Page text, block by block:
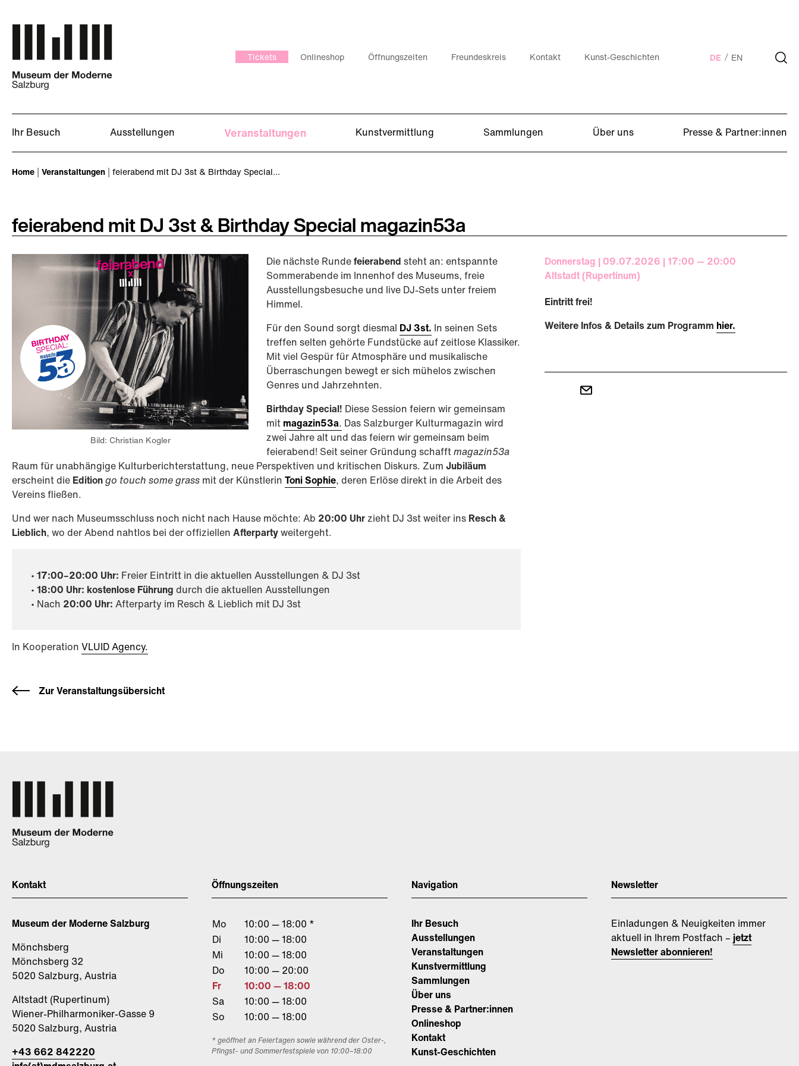
Tickets Onlineshop Öffnungszeiten Freundeskreis Kontakt Kunst-Geschichten DE EN
Ihr Besuch Ausstellungen Veranstaltungen Kunstvermittlung Sammlungen Über uns
Presse & Partner:innen
Home Veranstaltungen feierabend mit DJ 3st & Birthday Special…
feierabend mit DJ 3st & Birthday Special magazin53a
Bild: Christian Kogler
Die nächste Rundefeierabend steht an: entspannte
Sommerabende im Innenhof des Museums, freie
Ausstellungsbesuche und live DJ-Sets unter freiem
Himmel.
Für den Sound sorgt diesmal DJ 3st. In seinen Sets
treffen selten gehörte Fundstücke auf zeitlose Klassiker.
Mit viel Gespür für Atmosphäre und musikalische
Überraschungen bewegt er sich mühelos zwischen
Genres und Jahrzehnten.
Birthday Special! Diese Session feiern wir gemeinsam
mit magazin53a. Das Salzburger Kulturmagazin wird
zwei Jahre alt und das feiern wir gemeinsam beim
feierabend! Seit seiner Gründung schafftmagazin53a
Raum für unabhängige Kulturberichterstattung, neue Perspektiven und kritischen Diskurs. Zum Jubiläum
erscheint die Editiongo touch some grass mit der Künstlerin Toni Sophie, deren Erlöse direkt in die Arbeit des
Vereins fließen.
Und wer nach Museumsschluss noch nicht nach Hause möchte: Ab 20:00 Uhrzieht DJ 3st weiter ins Resch &
Lieblich, wo der Abend nahtlos bei der offiziellen Afterpartyweitergeht.
• 17:00–20:00 Uhr: Freier Eintritt in die aktuellen Ausstellungen & DJ 3st
• 18:00 Uhr: kostenlose Führung durch die aktuellen Ausstellungen
• Nach 20:00 Uhr: Afterparty im Resch & Lieblich mit DJ 3st
In Kooperation VLUID Agency.
Donnerstag | 09.07.2026 | 17:00 — 20:00
Altstadt (Rupertinum)
Eintritt frei!
Weitere Infos & Details zum Programm hier.
Zur Veranstaltungsübersicht
Kontakt
Museum der Moderne Salzburg
Mönchsberg
Mönchsberg 32
5020 Salzburg, Austria
Altstadt (Rupertinum)
Wiener-Philharmoniker-Gasse 9
5020 Salzburg, Austria
+43 662 842220
Öffnungszeiten
Mo
10:00 — 18:00 *
Di
10:00 — 18:00
Mi
10:00 — 18:00
Do
10:00 — 20:00
Fr
10:00 — 18:00
Sa
10:00 — 18:00
So
10:00 — 18:00
* geöffnet an Feiertagen sowie während der Oster-,
Pfingst- und Sommerfestspiele von 10:00–18:00
Navigation
Ihr Besuch
Ausstellungen
Veranstaltungen
Kunstvermittlung
Sammlungen
Über uns
Presse & Partner:innen
Onlineshop
Kontakt
Kunst-Geschichten
Newsletter
Einladungen & Neuigkeiten immer
aktuell in Ihrem Postfach – jetzt
Newsletter abonnieren!